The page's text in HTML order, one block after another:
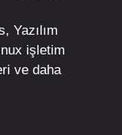
, Yazılım
işletim
ve daha